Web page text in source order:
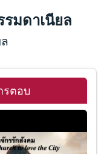
มดาเนียล
รตอบ